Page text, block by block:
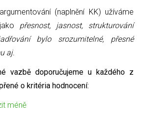
(naplnění KK) užíváme
přesnost, jasnost, strukturování
bylo srozumitelné, přesné
aj.
vazbě doporučujeme u každého z
o kritéria hodnocení:
méně